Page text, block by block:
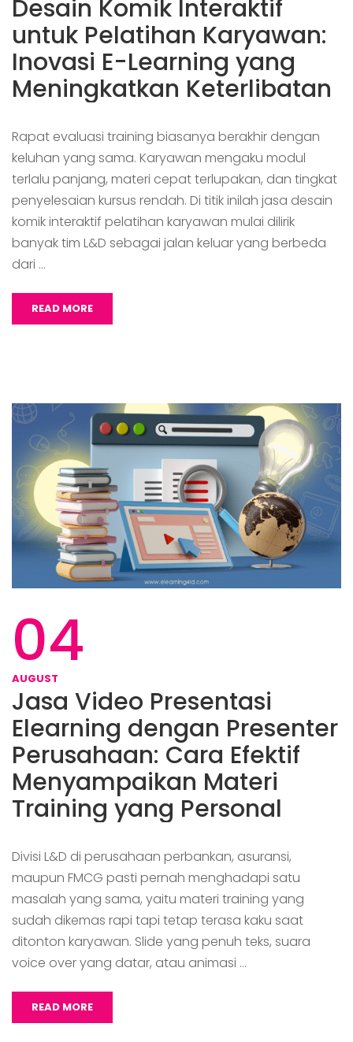
Desain Komik Interaktif
untuk Pelatihan Karyawan:
Inovasi E-Learning yang
Meningkatkan Keterlibatan
Rapat evaluasi training biasanya berakhir dengan
keluhan yang sama. Karyawan mengaku modul
terlalu panjang, materi cepat terlupakan, dan tingkat
penyelesaian kursus rendah. Di titik inilah jasa desain
komik interaktif pelatihan karyawan mulai dilirik
banyak tim L&D sebagai jalan keluar yang berbeda
dari …
READ MORE
04
AUGUST
Jasa Video Presentasi
Elearning dengan Presenter
Perusahaan: Cara Efektif
Menyampaikan Materi
Training yang Personal
Divisi L&D di perusahaan perbankan, asuransi,
maupun FMCG pasti pernah menghadapi satu
masalah yang sama, yaitu materi training yang
sudah dikemas rapi tapi tetap terasa kaku saat
ditonton karyawan. Slide yang penuh teks, suara
voice over yang datar, atau animasi …
READ MORE